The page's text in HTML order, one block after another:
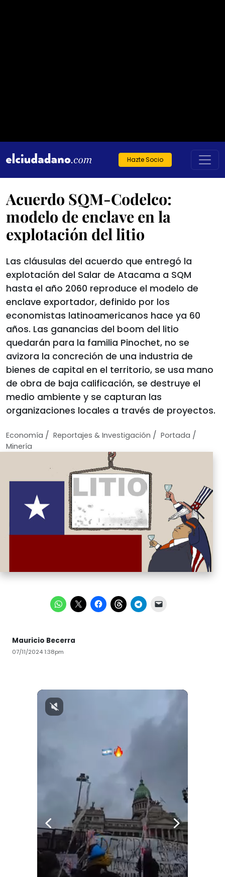
Hazte Socio
Acuerdo SQM-Codelco:
modelo de enclave en la
explotación del litio
Las cláusulas del acuerdo que entregó la
explotación del Salar de Atacama a SQM
hasta el año 2060 reproduce el modelo de
enclave exportador, definido por los
economistas latinoamericanos hace ya 60
años. Las ganancias del boom del litio
quedarán para la familia Pinochet, no se
avizora la concreción de una industria de
bienes de capital en el territorio, se usa mano
de obra de baja calificación, se destruye el
medio ambiente y se capturan las
organizaciones locales a través de proyectos.
Economí­a / Reportajes & Investigación / Portada /
Minería
Mauricio Becerra
07/11/2024 1:38pm